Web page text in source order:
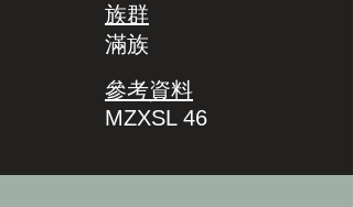
族群
滿族
參考資料
MZXSL 46